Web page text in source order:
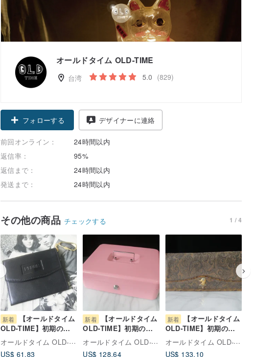
オールドタイム OLD-TIME
台湾 5.0 (829)
フォローする デザイナーに連絡
前回オンライン：
24時間以内
返信率：
95%
返信まで：
24時間以内
発送まで：
24時間以内
その他の商品 チェックする 1 / 4
新着
【オールドタイム
OLD-TIME】初期のヴ
ィンテージ品、FERRE
製コインケース（中
オールドタイム OLD-TIME
US$ 61.83
新着
【オールドタイム
OLD-TIME】初期のヴ
ィンテージ品、金属製
ピンクの実用的な貯金
オールドタイム OLD-TIME
US$ 128.64
新着
【オールドタイム
OLD-TIME】初期のヴ
ィンテージ ダックデュ
ーク長財布 #2
オールドタイム OLD-TIME
US$ 133.10